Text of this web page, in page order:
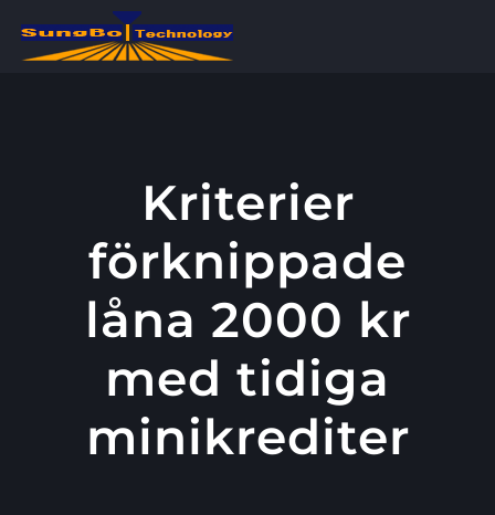
Kriterier
förknippade
låna 2000 kr
med tidiga
minikrediter